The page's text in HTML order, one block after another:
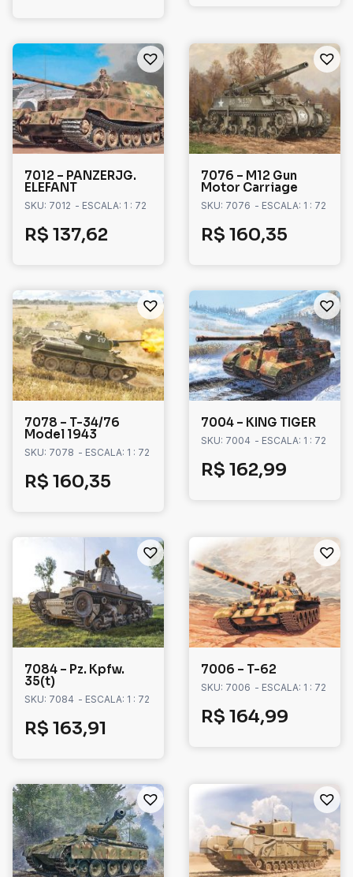
7012 – PANZERJG.
ELEFANT
SKU: 7012 - ESCALA: 1 : 72
R$ 137,62
7076 – M12 Gun
Motor Carriage
SKU: 7076 - ESCALA: 1 : 72
R$ 160,35
7078 – T-34/76
Model 1943
SKU: 7078 - ESCALA: 1 : 72
R$ 160,35
7004 – KING TIGER
SKU: 7004 - ESCALA: 1 : 72
R$ 162,99
7084 – Pz. Kpfw.
35(t)
SKU: 7084 - ESCALA: 1 : 72
R$ 163,91
7006 – T-62
SKU: 7006 - ESCALA: 1 : 72
R$ 164,99